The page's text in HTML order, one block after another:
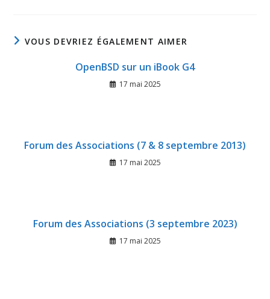
VOUS DEVRIEZ ÉGALEMENT AIMER
OpenBSD sur un iBook G4
17 mai 2025
Forum des Associations (7 & 8 septembre 2013)
17 mai 2025
Forum des Associations (3 septembre 2023)
17 mai 2025